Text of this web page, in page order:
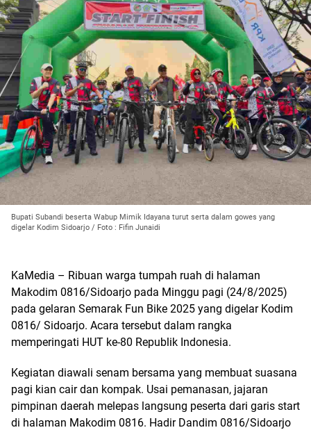
Bupati Subandi beserta Wabup Mimik Idayana turut serta dalam gowes yang
digelar Kodim Sidoarjo / Foto : Fifin Junaidi
KaMedia – Ribuan warga tumpah ruah di halaman
Makodim 0816/Sidoarjo pada Minggu pagi (24/8/2025)
pada gelaran Semarak Fun Bike 2025 yang digelar Kodim
0816/ Sidoarjo. Acara tersebut dalam rangka
memperingati HUT ke-80 Republik Indonesia.
Kegiatan diawali senam bersama yang membuat suasana
pagi kian cair dan kompak. Usai pemanasan, jajaran
pimpinan daerah melepas langsung peserta dari garis start
di halaman Makodim 0816. Hadir Dandim 0816/Sidoarjo